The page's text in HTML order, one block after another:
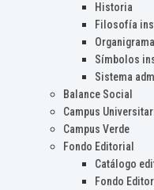
Historia
Filosofía
Organigrama
Símbolos
Sistema
Balance Social
Campus
Campus Verde
Fondo Editorial
Catálogo
Fondo